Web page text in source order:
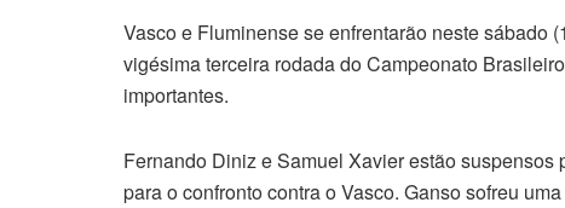
Vasco e Fluminense se enfrentarão neste sábado
vigésima terceira rodada do Campeonato
importantes.
Fernando Diniz e Samuel Xavier estão
para o confronto contra o Vasco. Ganso sofreu